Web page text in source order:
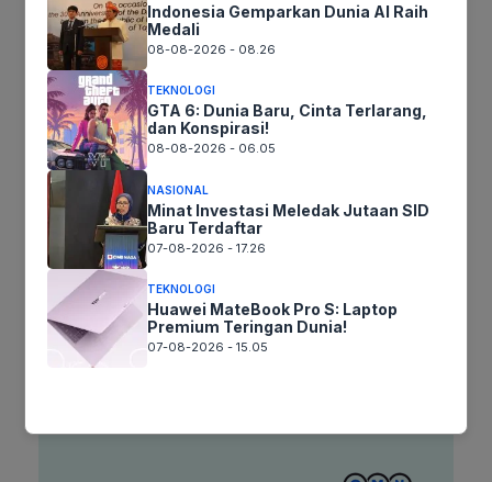
Nama
Surel
Situs
web
Simpan nama, email, dan situs web saya pada peramban ini
untuk komentar saya berikutnya.
Indonesia Gemparkan Dunia AI Raih
Medali
08-08-2026 - 08.26
TEKNOLOGI
GTA 6: Dunia Baru, Cinta Terlarang,
dan Konspirasi!
08-08-2026 - 06.05
NASIONAL
Minat Investasi Meledak Jutaan SID
Baru Terdaftar
07-08-2026 - 17.26
TEKNOLOGI
Huawei MateBook Pro S: Laptop
Premium Teringan Dunia!
07-08-2026 - 15.05